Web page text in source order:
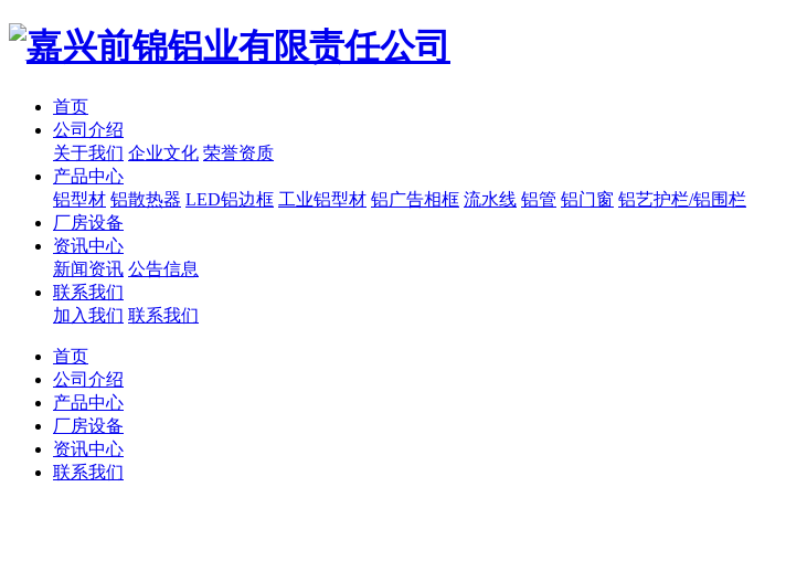
首页
公司介绍
关于我们 企业文化 荣誉资质
产品中心
铝型材 铝散热器 LED铝边框 工业铝型材 铝广告相框 流水线 铝管 铝门窗 铝艺护栏/铝围栏
厂房设备
资讯中心
新闻资讯 公告信息
联系我们
加入我们 联系我们
首页
公司介绍
产品中心
厂房设备
资讯中心
联系我们